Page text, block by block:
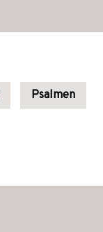
Psalmen